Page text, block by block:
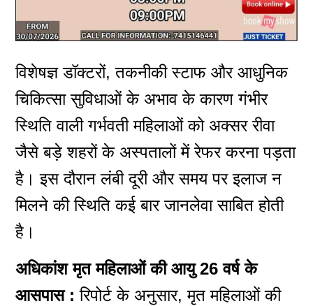
विशेषज्ञ डॉक्टरों, तकनीकी स्टाफ और आधुनिक
चिकित्सा सुविधाओं के अभाव के कारण गंभीर
स्थिति वाली गर्भवती महिलाओं को अक्सर रीवा
जैसे बड़े शहरों के अस्पतालों में रेफर करना पड़ता
है। इस दौरान लंबी दूरी और समय पर इलाज न
मिलने की स्थिति कई बार जानलेवा साबित होती
है।
अधिकांश मृत महिलाओं की आयु 26 वर्ष के
आसपास :रिपोर्ट के अनुसार, मृत महिलाओं की